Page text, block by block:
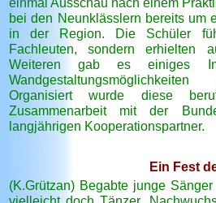
bei den Neunklässlern bereits um
in der Region. Die Schüler
Fachleuten, sondern erhielten
Weiteren gab es einiges
Organisiert wurde diese
Zusammenarbeit mit der
langjährigen Kooperationspartner.
Ein Fest
(K.Grützan) Begabte junge